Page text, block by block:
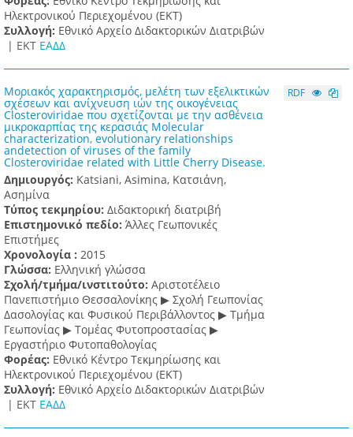
Ηλεκτρονικού Περιεχομένου (ΕΚΤ)
Συλλογή: Εθνικό Αρχείο Διδακτορικών Διατριβών
| ΕΚΤ ΕΑΔΔ
Μοριακός χαρακτηρισμός, μελέτη των εξελικτικών
σχέσεων και ανίχνευση ιών της οικογένειας
Closteroviridae που σχετίζονται με την ασθένεια
μικροκαρπίας της κερασιάς Molecular
characterization, evolutionary relationships
andetection of viruses of the family
Closteroviridae related with Little Cherry Disease.
Δημιουργός: Katsiani, Asimina, Κατσιάνη,
Ασημίνα
Τύπος τεκμηρίου: Διδακτορική διατριβή
Επιστημονικό πεδίο: Άλλες Γεωπονικές
Επιστήμες
Χρονολογία : 2015
Γλώσσα: Ελληνική γλώσσα
Σχολή/τμήμα/ινστιτούτο: Αριστοτέλειο
Πανεπιστήμιο Θεσσαλονίκης ▶ Σχολή Γεωπονίας
Δασολογίας και Φυσικού Περιβάλλοντος ▶ Τμήμα
Γεωπονίας ▶ Τομέας Φυτοπροστασίας ▶
Εργαστήριο Φυτοπαθολογίας
Φορέας: Εθνικό Κέντρο Τεκμηρίωσης και
Ηλεκτρονικού Περιεχομένου (ΕΚΤ)
Συλλογή: Εθνικό Αρχείο Διδακτορικών Διατριβών
| ΕΚΤ ΕΑΔΔ
RDF